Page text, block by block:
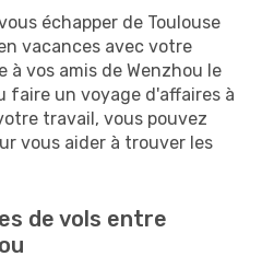
échapper de Toulouse
vacances avec votre
vos amis de Wenzhou le
faire un voyage d'affaires à
travail, vous pouvez
vous aider à trouver les
de vols entre